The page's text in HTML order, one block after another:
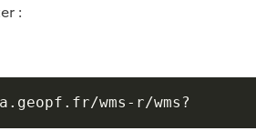
:
wms-r/wms?